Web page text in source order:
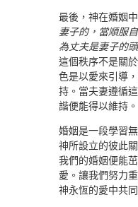
最後，神在婚姻
妻子的，當順服
為丈夫是妻子的
這個秩序不是關
色是以愛來引導
持。當夫妻遵循
諧便能得以維持。
婚姻是一段學習
神所設立的彼此
我們的婚姻便能
愛。讓我們努力
神永恆的愛中共